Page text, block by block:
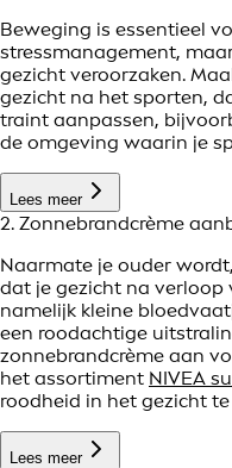
Beweging is essentieel
stressmanagement,
gezicht veroorzaken.
gezicht na het sporten,
traint aanpassen,
de omgeving waarin je
Lees meer
2. Zonnebrandcrème
Naarmate je ouder
dat je gezicht na verloop
namelijk kleine
een roodachtige
zonnebrandcrème aan
het assortiment NIVEA
roodheid in het gezicht
Lees meer